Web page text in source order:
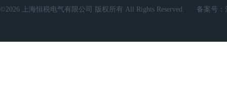
©2026 上海恒税电气有限公司 版权所有 All Rights Reserved. 备案号：